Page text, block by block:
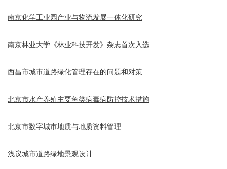
南京化学工业园产业与物流发展一体化研究
南京林业大学《林业科技开发》杂志首次入选…
西昌市城市道路绿化管理存在的问题和对策
北京市水产养殖主要鱼类病毒病防控技术措施
北京市数字城市地质与地质资料管理
浅议城市道路绿地景观设计